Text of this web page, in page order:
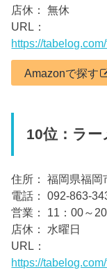
店休： 無休
URL：
https://
Amazonで探す
10位：ラー
住所： 福岡県福
電話： 092-863-
営業： 11：00～
店休： 水曜日
URL：
https://